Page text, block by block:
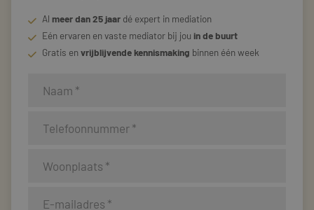
Al meer dan 25 jaar dé expert in mediation
Eén ervaren en vaste mediator bij jou in de buurt
Gratis envrijblijvende kennismaking binnen één week